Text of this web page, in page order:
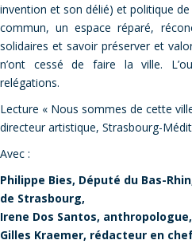
invention et son délié) et politique
commun, un espace réparé,
solidaires et savoir préserver et
n’ont cessé de faire la ville.
relégations.
Lecture « Nous sommes de cette
directeur artistique, Strasbourg-
Avec :
Philippe Bies, Député du Bas-
de Strasbourg,
Irene Dos Santos,
Gilles Kraemer, rédacteur en